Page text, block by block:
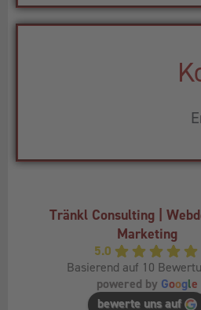
Tränkl Consulting |
Marketing
5.0
Basierend auf 10
powered by Google
bewerte uns auf